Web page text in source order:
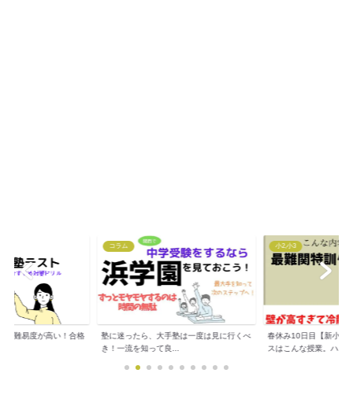
は難易度が高い！合格
コラム
塾に迷ったら、大手塾は一度は見に行くべ
き！一流を知って良...
小2,小3
春休み10日目【新小３
スはこんな授業。ハ...